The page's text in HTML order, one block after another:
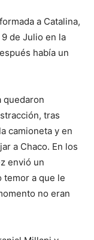
a Catalina,
de Julio en la
había un
quedaron
tras
camioneta y en
a Chaco. En los
envió un
temor a que le
no eran